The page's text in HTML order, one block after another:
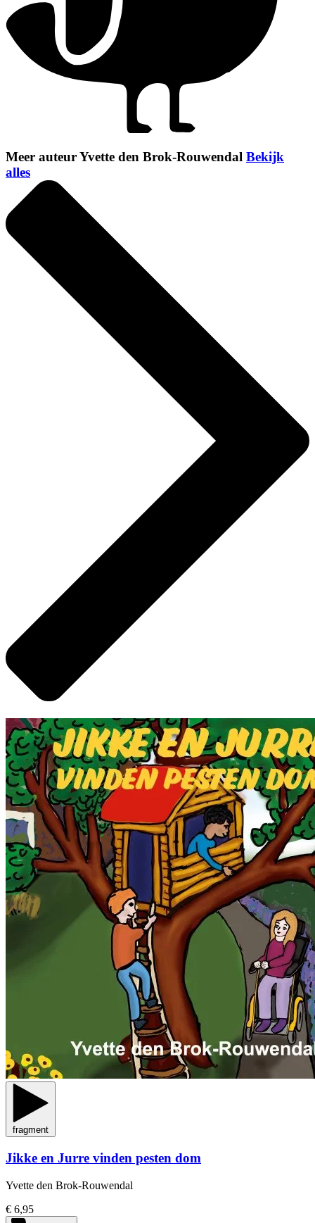
Meer auteur Yvette den Brok-Rouwendal Bekijk
alles
fragment
Jikke en Jurre vinden pesten dom
Yvette den Brok-Rouwendal
€ 6,95